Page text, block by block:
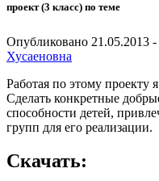
проект (3 класс) по теме
Опубликовано 21.05.2013 -
Хусаеновна
Работая по этому проекту
Сделать конкретные
способности детей,
групп для его реализации.
Скачать: